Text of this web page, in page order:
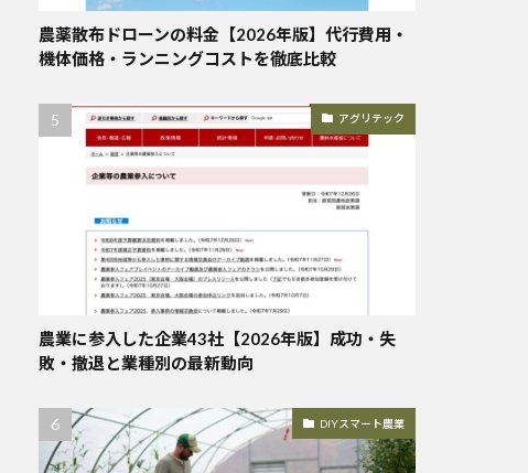
農薬散布ドローンの料金【2026年版】代行費用・
機体価格・ランニングコストを徹底比較
アグリテック
農業に参入した企業43社【2026年版】成功・失
敗・撤退と業種別の最新動向
DIYスマート農業